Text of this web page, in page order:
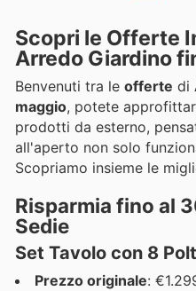
Scopri le Offerte
Arredo Giardino
Benvenuti tra le offerte di
maggio, potete
prodotti da esterno,
all'aperto non solo
Scopriamo insieme le
Risparmia fino al
Sedie
Set Tavolo con 8
Prezzo originale: